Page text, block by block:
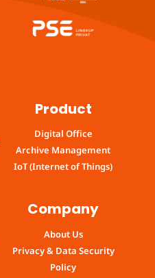
Product
Digital Office
Archive Management
IoT (Internet of Things)
Company
About Us
Privacy & Data Security
Policy